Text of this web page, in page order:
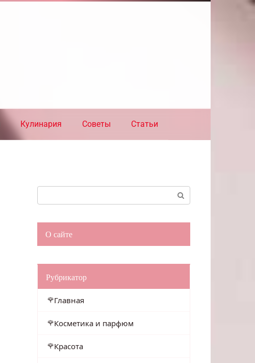
Кулинария Советы Статьи
О сайте
Рубрикатор
Главная
Косметика и парфюм
Красота